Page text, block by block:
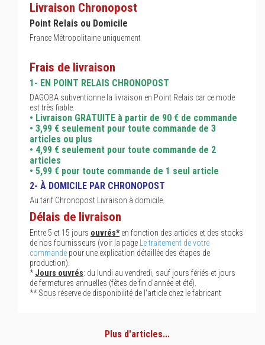
Livraison Chronopost
Point Relais ou Domicile
France Métropolitaine uniquement
Frais de livraison
1- EN POINT RELAIS CHRONOPOST
DAGOBA subventionne la livraison en Point Relais car ce mode
est très fiable.
• Livraison GRATUITE à partir de 90 € de commande
• 3,99 € seulement pour toute commande de 3
articles ou plus
• 4,99 € seulement pour toute commande de 2
articles
• 5,99 € pour toute commande de 1 seul article
2- À DOMICILE PAR CHRONOPOST
Au tarif Chronopost Livraison à domicile.
Délais de livraison
Entre 5 et 15 jours ouvrés*en fonction des articles et des stocks
de nos fournisseurs (voir la page
Le traitement de votre
commande pour une explication détaillée des étapes de
production).
*Jours ouvrés: du lundi au vendredi, sauf jours fériés et jours
de fermetures annuelles (fêtes de fin d'année et été).
** Sous réserve de disponibilité de l'article chez le fabricant
Plus d'articles...